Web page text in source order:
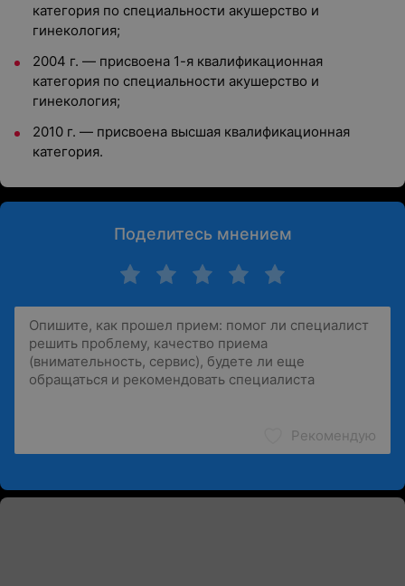
категория по специальности акушерство и
гинекология;
2004 г. — присвоена 1-я квалификационная
категория по специальности акушерство и
гинекология;
2010 г. — присвоена высшая квалификационная
категория.
Поделитесь мнением
Рекомендую